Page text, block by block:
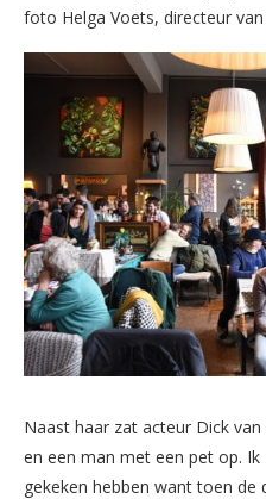
foto Helga Voets, directeur van
Naast haar zat acteur Dick
en een man met een pet op.
gekeken hebben want toen